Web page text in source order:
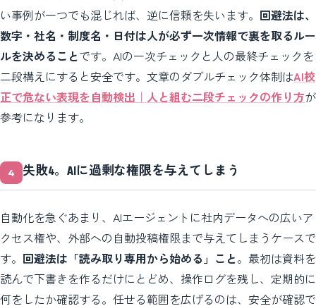
い事例が一つでも混じれば、逆に信頼を失います。 回避法は、
数字・社名・制度名・日付は人が必ず一次情報で裏を取るルー
ルを決めることです。AIの一次チェックと人の最終チェックを
二段構えにすると安全です。文章のダブルチェック体制はAI校
正で危ない表現を自動検出｜人と組む二段チェックの作り方が
参考になります。
失敗4。AIに過剰な権限を与えてしまう
自動化を急ぐあまり、AIエージェントに社内データへの広いア
クセス権や、外部への自動投稿権限まで与えてしまうケースで
す。 回避法は「読み取り専用から始める」こと。最初は資料を
読んで下書きを作るだけにとどめ、操作ログを残し、定期的に
何をしたか確認する。任せる範囲を広げるのは、安全が確認で